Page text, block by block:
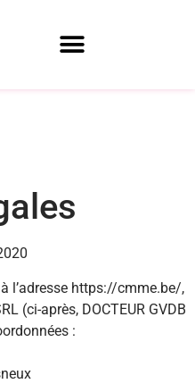
l’adresse https://cmme.be/,
(ci-après, DOCTEUR GVDB
: